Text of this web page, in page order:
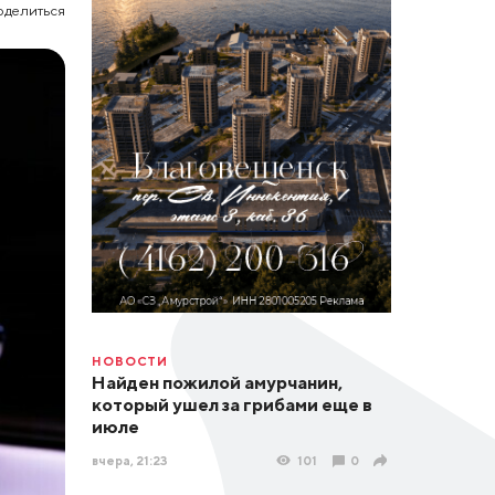
НОВОСТИ
Найден пожилой амурчанин,
который ушел за грибами еще в
июле
вчера, 21:23 101 0